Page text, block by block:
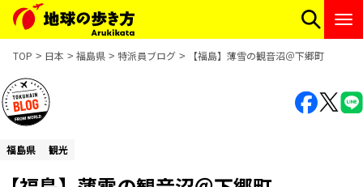
TOP 日本 福島県 特派員ブログ 【福島】薄雪の観音沼＠下郷町
福島県 観光